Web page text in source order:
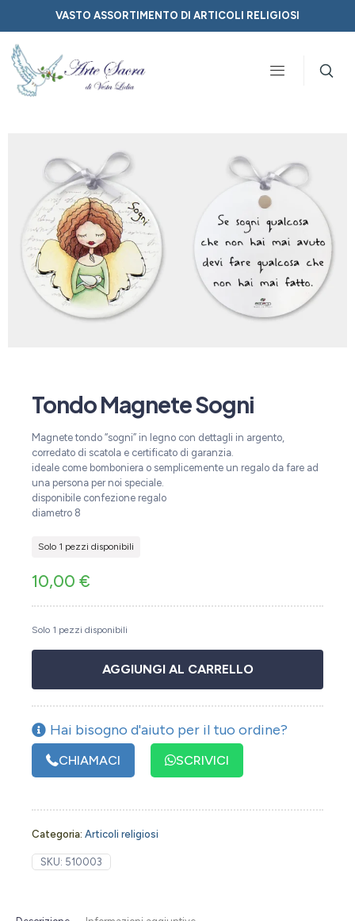
VASTO ASSORTIMENTO DI ARTICOLI RELIGIOSI
Tondo Magnete Sogni
Magnete tondo “sogni” in legno con dettagli in argento,
corredato di scatola e certificato di garanzia.
ideale come bomboniera o semplicemente un regalo da fare ad
una persona per noi speciale.
disponibile confezione regalo
diametro 8
Solo 1 pezzi disponibili
10,00 €
Solo 1 pezzi disponibili
AGGIUNGI AL CARRELLO
Hai bisogno d'aiuto per il tuo ordine?
CHIAMACI SCRIVICI
Categoria: Articoli religiosi
SKU: 510003